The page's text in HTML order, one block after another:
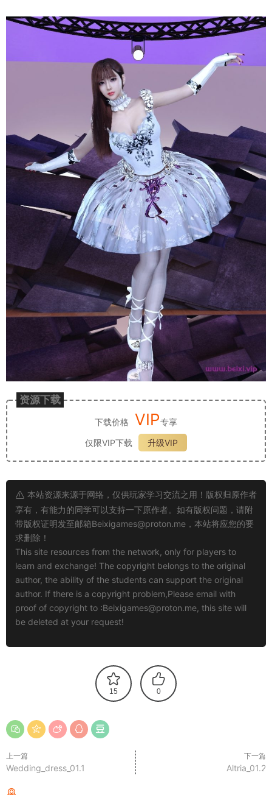
资源下载
下载价格 VIP专享
仅限VIP下载
升级VIP
本站资源来源于网络，仅供玩家学习交流之用！版权归原作者
享有，有能力的同学可以支持一下原作者。如有版权问题，请附
带版权证明发至邮箱Beixigames@proton.me ，本站将应您的要
求删除！
This site resources from the network, only for players to
learn and exchange! The copyright belongs to the original
author, the ability of the students can support the original
author. If there is a copyright problem,Please email with
proof of copyright to :Beixigames@proton.me, this site will
be deleted at your request!
15 0
上一篇
Wedding_dress_01.1
下一篇
Altria_01.2